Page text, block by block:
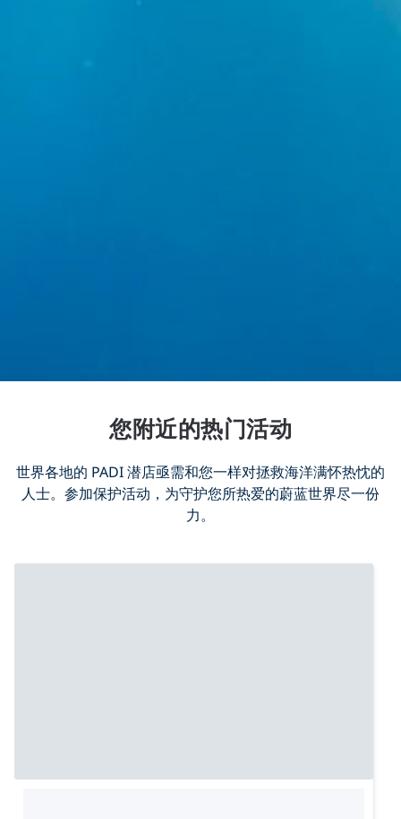
您附近的热门活动
世界各地的 PADI 潜店亟需和您一样对拯救海洋满怀热忱的
人士。参加保护活动，为守护您所热爱的蔚蓝世界尽一份
力。